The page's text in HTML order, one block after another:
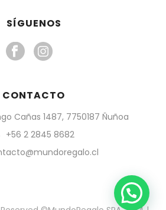
SÍGUENOS
CONTACTO
Cañas 1487, 7750187 Ñuñoa
+56 2 2845 8682